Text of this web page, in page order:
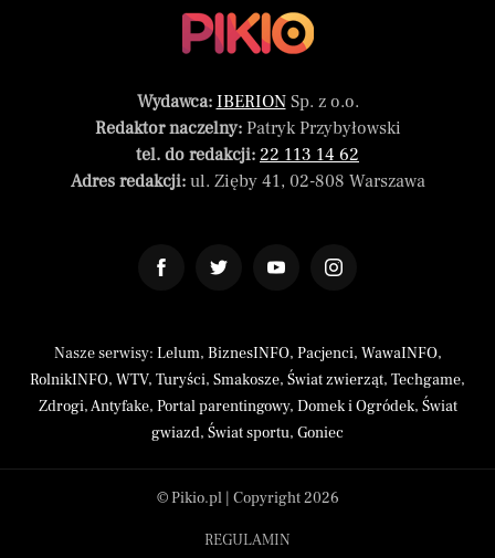
Wydawca: IBERIONSp. z o.o.
Redaktor naczelny:Patryk Przybyłowski
tel. do redakcji: 22 113 14 62
Adres redakcji:ul. Zięby 41, 02-808 Warszawa
Nasze serwisy: Lelum, BiznesINFO, Pacjenci, WawaINFO,
RolnikINFO, WTV, Turyści, Smakosze, Świat zwierząt, Techgame,
Zdrogi,Antyfake, Portal parentingowy, Domek i Ogródek, Świat
gwiazd, Świat sportu, Goniec
© Pikio.pl | Copyright 2026
REGULAMIN